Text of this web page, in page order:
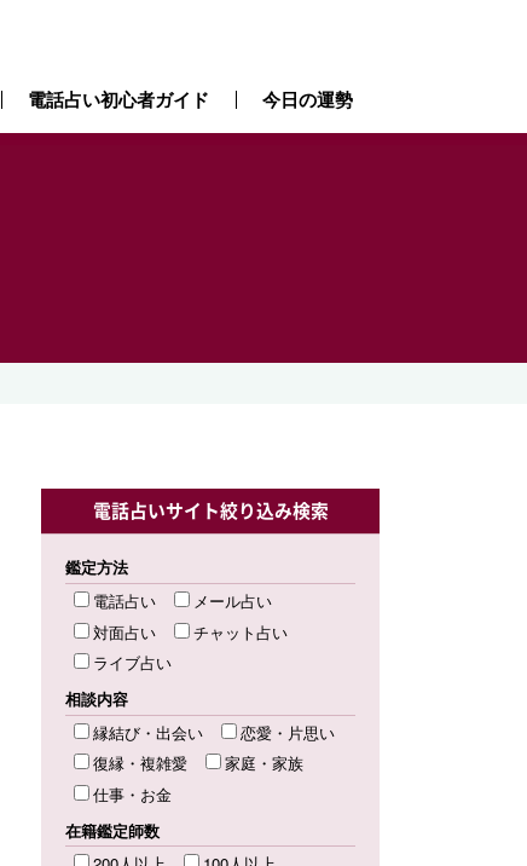
電話占い初心者ガイド 今日の運勢
電話占いサイト絞り込み検索
鑑定方法
電話占い
メール占い
対面占い
チャット占い
ライブ占い
相談内容
縁結び・出会い
恋愛・片思い
復縁・複雑愛
家庭・家族
仕事・お金
在籍鑑定師数